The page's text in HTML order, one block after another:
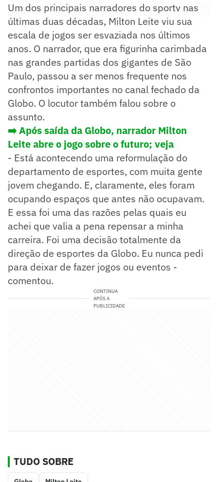
Um dos principais narradores do sportv nas
últimas duas décadas, Milton Leite viu sua
escala de jogos ser esvaziada nos últimos
anos. O narrador, que era figurinha carimbada
nas grandes partidas dos gigantes de São
Paulo, passou a ser menos frequente nos
confrontos importantes no canal fechado da
Globo. O locutor também falou sobre o
assunto.
➡️ Após saída da Globo, narrador Milton
Leite abre o jogo sobre o futuro; veja
- Está acontecendo uma reformulação do
departamento de esportes, com muita gente
jovem chegando. E, claramente, eles foram
ocupando espaços que antes não ocupavam.
E essa foi uma das razões pelas quais eu
achei que valia a pena repensar a minha
carreira. Foi uma decisão totalmente da
direção de esportes da Globo. Eu nunca pedi
para deixar de fazer jogos ou eventos -
comentou.
CONTINUA
APÓS A
PUBLICIDADE
TUDO SOBRE